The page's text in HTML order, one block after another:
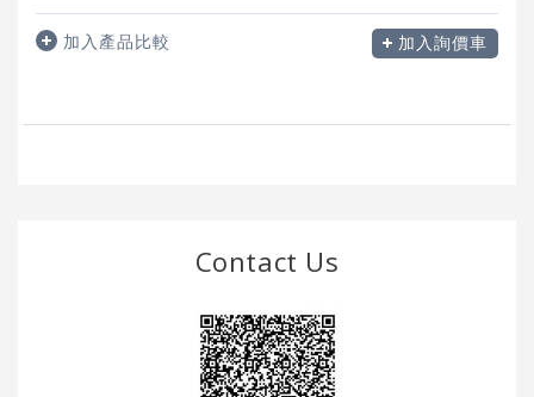
加入產品比較 加入詢價車
Contact Us